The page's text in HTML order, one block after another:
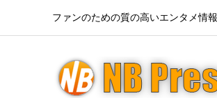
ファンのための質の高いエンタメ情報